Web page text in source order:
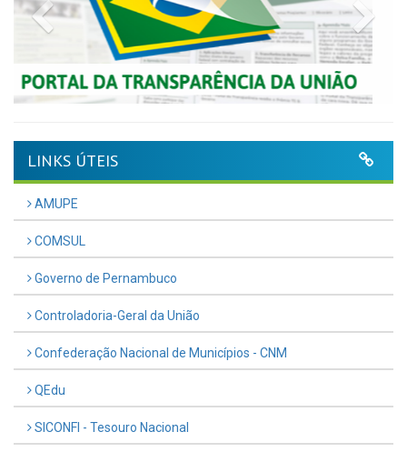
Previous
LINKS ÚTEIS
AMUPE
COMSUL
Governo de Pernambuco
Controladoria-Geral da União
Confederação Nacional de Municípios - CNM
QEdu
SICONFI - Tesouro Nacional